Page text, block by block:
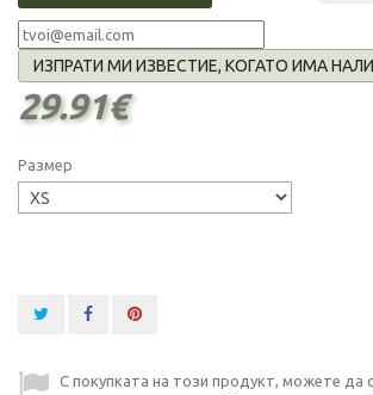
ИЗПРАТИ МИ ИЗВЕСТИЕ, КОГАТО ИМА
29.91€
Размер
С покупката на този продукт, можете да